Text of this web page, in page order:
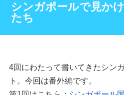
シンガポールで見か
たち
4回にわたって書いてきたシン
ト。今回は番外編です。